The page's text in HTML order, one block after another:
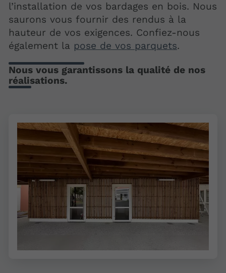
l’installation de vos bardages en bois. Nous
saurons vous fournir des rendus à la
hauteur de vos exigences. Confiez-nous
également la pose de vos parquets.
Nous vous garantissons la qualité de nos
réalisations.